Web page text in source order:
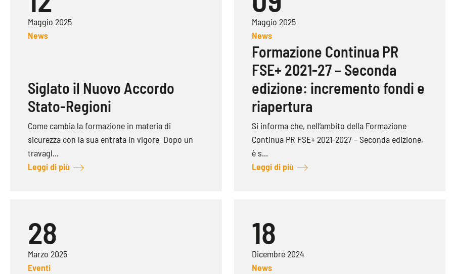
Maggio 2025
News
Siglato il Nuovo Accordo
Stato-Regioni
Come cambia la formazione in materia di
sicurezza con la sua entrata in vigore Dopo un
travagl...
Leggi di più
Maggio 2025
News
Formazione Continua PR
FSE+ 2021-27 – Seconda
edizione: incremento fondi e
riapertura
Si informa che, nell’ambito della Formazione
Continua PR FSE+ 2021-2027 – Seconda edizione,
è s...
Leggi di più
28
Marzo 2025
Eventi
18
Dicembre 2024
News